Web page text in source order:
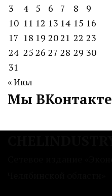
3
4 5 6 7 8
9
10 11 12 13 14 15 16
17 18 19 2021 22 23
24 25 26 27 28 29 30
31
« Июл
Мы ВКонтакте